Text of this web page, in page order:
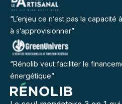
“L’enjeu ce n’est pas la capacité
à s’approvisionner”
“Rénolib veut faciliter le
énergétique”